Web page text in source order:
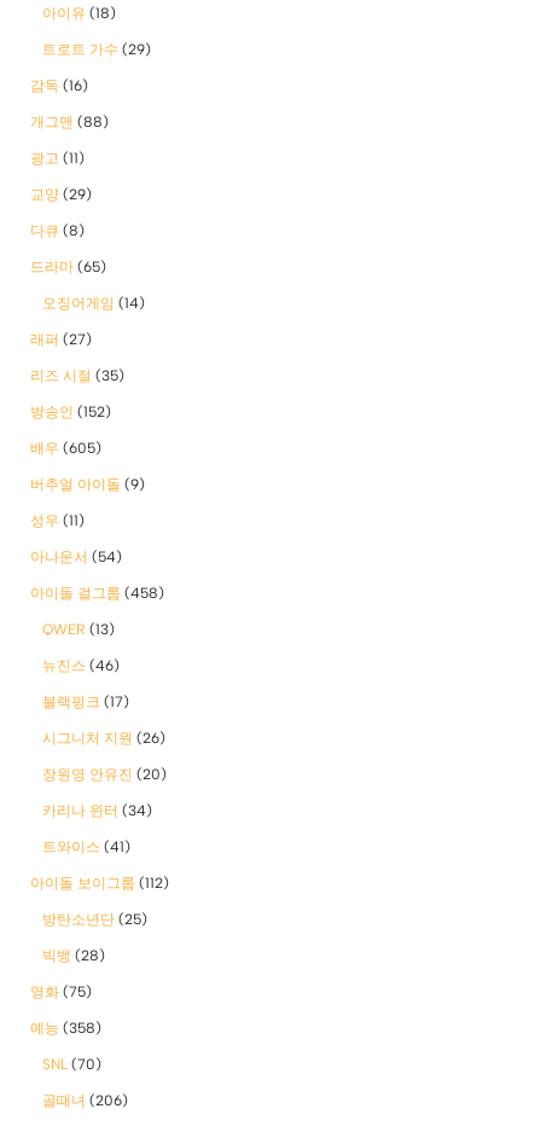
아이유 (18)
트로트 가수 (29)
감독 (16)
개그맨 (88)
광고 (11)
교양 (29)
다큐 (8)
드라마 (65)
오징어게임 (14)
래퍼 (27)
리즈 시절 (35)
방송인 (152)
배우 (605)
버추얼 아이돌 (9)
성우 (11)
아나운서 (54)
아이돌 걸그룹 (458)
QWER (13)
뉴진스 (46)
블랙핑크 (17)
시그니처 지원 (26)
장원영 안유진 (20)
카리나 윈터 (34)
트와이스 (41)
아이돌 보이그룹 (112)
방탄소년단 (25)
빅뱅 (28)
영화 (75)
예능 (358)
SNL (70)
골때녀 (206)